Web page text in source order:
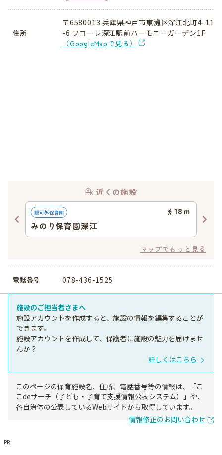
住所
〒6580013 兵庫県神戸市東灘区深江北町4-11
-6 ワコーレ深江駅前ハーモニーガーデン1F
（GoogleMapで見る）
近くの施設
認可外保育園 18 ｍ
みのり保育園深江
マップでもっと見る
電話番号 078-436-1525
施設のご担当者さまへ
施設アカウントを作成すると、施設の情報を編集することが
できます。
施設アカウントを作成して、保護者に施設の魅力を届けませ
んか？
詳しくはこちら
このページの保育施設名、住所、電話番号等の情報は、「こ
こdeサーチ（子ども・子育て支援情報公表システム）」や、
各自治体の公表しているWebサイトから取得しています。
情報修正のお問い合わせ
PR